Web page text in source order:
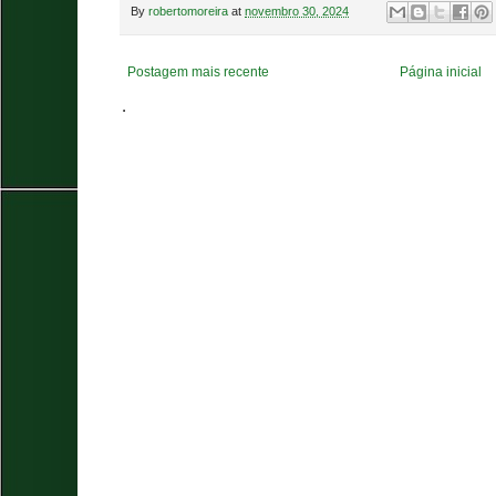
By robertomoreira at novembro 30, 2024
Postagem mais recente Página inicial
.